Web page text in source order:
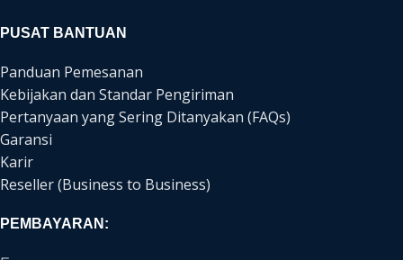
PUSAT BANTUAN
Panduan Pemesanan
Kebijakan dan Standar Pengiriman
Pertanyaan yang Sering Ditanyakan (FAQs)
Garansi
Karir
Reseller (Business to Business)
PEMBAYARAN: